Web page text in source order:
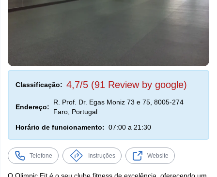
Classificação: 4,7/5 (91 Review by google)
Endereço:
R. Prof. Dr. Egas Moniz 73 e 75, 8005-274
Faro, Portugal
Horário de funcionamento: 07:00 a 21:30
Telefone Instruções Website